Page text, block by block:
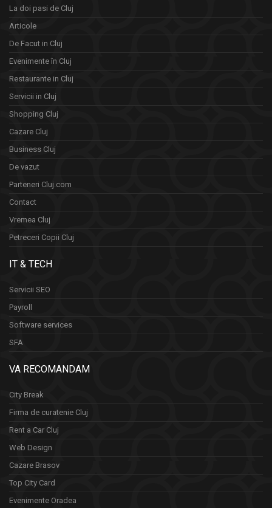
La doi pasi de Cluj
Articole
De Facut in Cluj
Evenimente în Cluj
Restaurante in Cluj
Servicii in Cluj
Shopping Cluj
Cazare Cluj
Business Cluj
De vazut
Parteneri Cluj.com
Contact
Vremea Cluj
Petreceri Copii Cluj
IT & TECH
Servicii SEO
Payroll
Software services
SFA
VA RECOMANDAM
City Break
Firma de curatenie Cluj
Rent a Car Cluj
Web Design
Cazare Brasov
Top City Card
Evenimente Oradea